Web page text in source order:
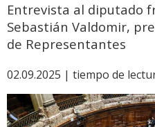
Entrevista al diputado
Sebastián Valdomir,
de Representantes
02.09.2025 | tiempo de